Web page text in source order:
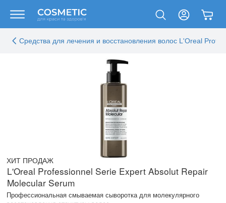
Средства для лечения и восстановления волос L'Oreal
ХИТ ПРОДАЖ
L'Oreal Professionnel Serie Expert Absolut Repair
Molecular Serum
Профессиональная смываемая сыворотка для молекулярного